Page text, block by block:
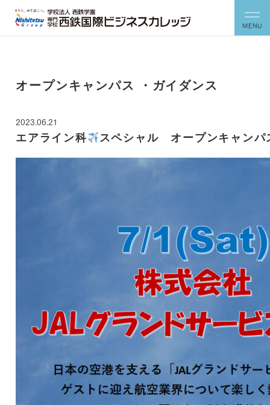
MENU
オープンキャンパス ・ガイダンス
2023.06.21
エアライン科 スペシャル オープンキャン